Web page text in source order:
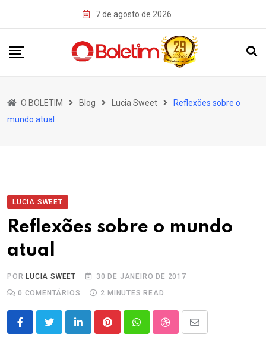
7 de agosto de 2026
O BOLETIM Blog Lucia Sweet
Reflexões sobre o
mundo atual
LUCIA SWEET
Reflexões sobre o mundo
atual
POR LUCIA SWEET
30 DE JANEIRO DE 2017
0 COMENTÁRIOS 2 MINUTES READ
LinkedInPinterestWhatsappStumbleUpon
Share